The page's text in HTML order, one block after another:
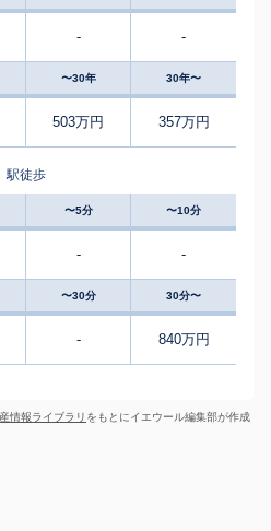
- -
〜30年 30年〜
503万円 357万円
駅徒歩
〜5分 〜10分
- -
〜30分 30分〜
- 840万円
情報ライブラリ をもとにイエウール編集部が作成